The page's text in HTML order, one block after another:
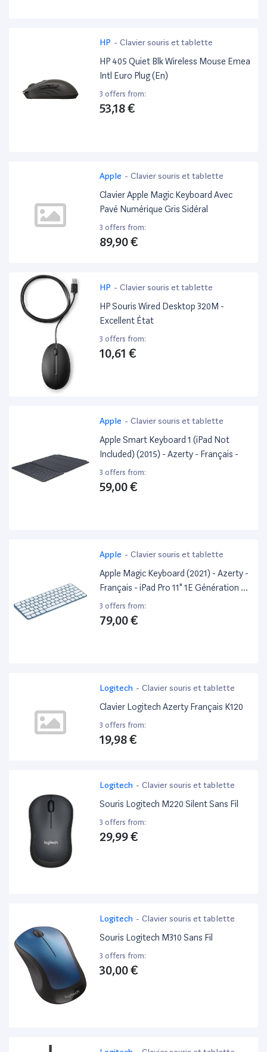
HP - Clavier souris et tablette
HP 405 Quiet Blk Wireless Mouse Emea
Intl Euro Plug (En)
3 offers from:
53,18 €
Apple - Clavier souris et tablette
Clavier Apple Magic Keyboard Avec
Pavé Numérique Gris Sidéral
3 offers from:
89,90 €
HP - Clavier souris et tablette
HP Souris Wired Desktop 320M -
Excellent État
3 offers from:
10,61 €
Apple - Clavier souris et tablette
Apple Smart Keyboard 1 (iPad Not
Included) (2015) - Azerty - Français -
3 offers from:
59,00 €
Apple - Clavier souris et tablette
Apple Magic Keyboard (2021) - Azerty -
Français - iPad Pro 11" 1E Génération /
iPad Pro 11" 2E Génération
3 offers from:
79,00 €
Logitech - Clavier souris et tablette
Clavier Logitech Azerty Français K120
3 offers from:
19,98 €
Logitech - Clavier souris et tablette
Souris Logitech M220 Silent Sans Fil
3 offers from:
29,99 €
Logitech - Clavier souris et tablette
Souris Logitech M310 Sans Fil
3 offers from:
30,00 €